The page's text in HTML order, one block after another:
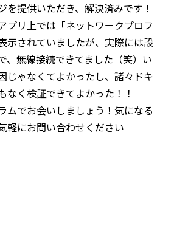
を提供いただき、解決済みです！
プリ上では「ネットワークプロフ
示されていましたが、実際には設
、無線接続できてました（笑）い
じゃなくてよかったし、諸々ドキ
なく検証できてよかった！！
ムでお会いしましょう！気になる
軽にお問い合わせください